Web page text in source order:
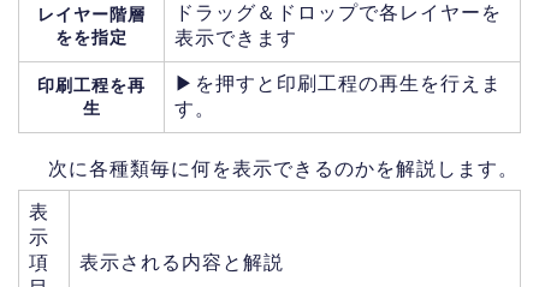
レイヤー階層
をを指定
ドラッグ＆ドロップで各レイヤーを
表示できます
印刷工程を再
生
▶︎を押すと印刷工程の再生を行えま
す。
次に各種類毎に何を表示できるのかを解説します。
表
示
項
表示される内容と解説